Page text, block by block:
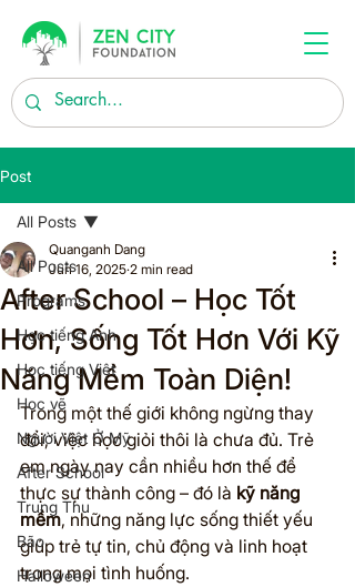
Post
All Posts
Programs
Học tiếng Anh
Học tiếng Việt
Học vẽ
Người Việt Ở Mỹ
After School
Trung Thu
Bão
Halloween
All Posts
After School – Học Tốt
Hơn, Sống Tốt Hơn Với Kỹ
Năng Mềm Toàn Diện!
Quanganh Dang
Jun 16, 2025 2 min read
Trong một thế giới không ngừng thay
đổi, việc học giỏi thôi là chưa đủ. Trẻ
em ngày nay cần nhiều hơn thế để
thực sự thành công – đó là kỹ năng
mềm, những năng lực sống thiết yếu
giúp trẻ tự tin, chủ động và linh hoạt
trong mọi tình huống.